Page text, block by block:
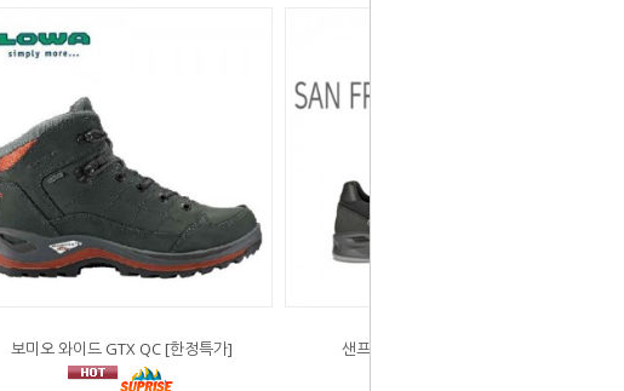
보미오 와이드 GTX QC [한정특가] 샌프란시스코 GTX LO (블랙)